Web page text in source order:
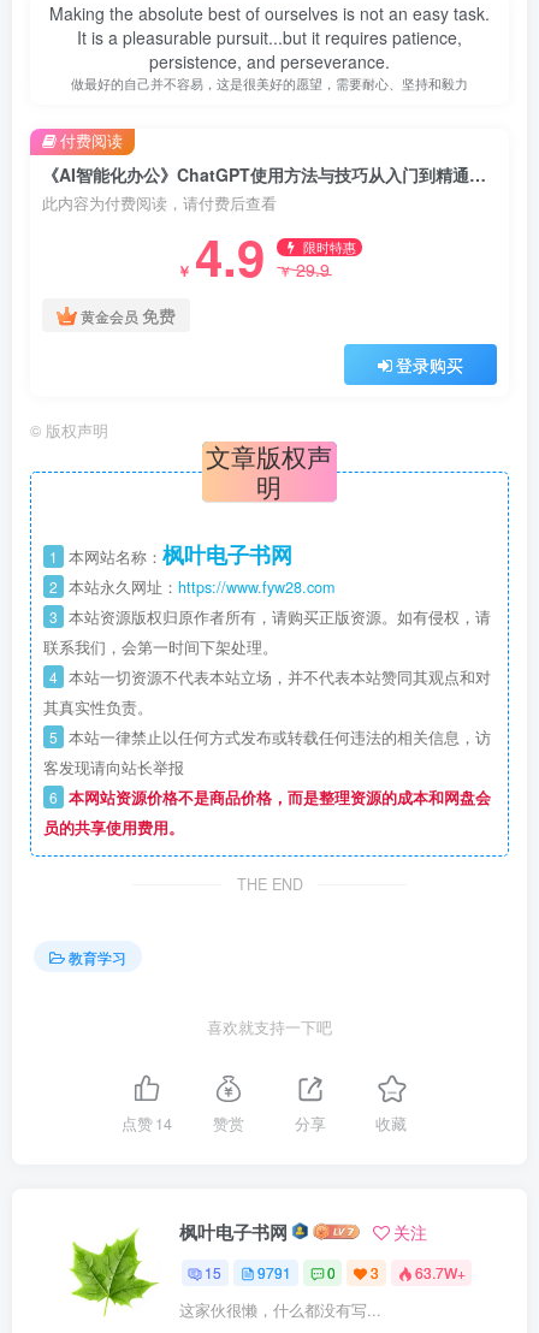
Making the absolute best of ourselves is not an easy task.
It is a pleasurable pursuit...but it requires patience,
persistence, and perseverance.
做最好的自己并不容易，这是很美好的愿望，需要耐心、坚持和毅力
《AI智能化办公》ChatGPT使用方法与技巧从入门到精通（epub+mobi+azw3+pdf）
此内容为付费阅读，请付费后查看
￥ 4.9 限时特惠
￥29.9
黄金会员 免费
登录购买
付费阅读
© 版权声明
文章版权声
明
1 本网站名称： 枫叶电子书网
2 本站永久网址： https://www.fyw28.com
3 本站资源版权归原作者所有，请购买正版资源。如有侵权，请
联系我们，会第一时间下架处理。
4 本站一切资源不代表本站立场，并不代表本站赞同其观点和对
其真实性负责。
5 本站一律禁止以任何方式发布或转载任何违法的相关信息，访
客发现请向站长举报
6 本网站资源价格不是商品价格，而是整理资源的成本和网盘会
员的共享使用费用。
THE END
教育学习
喜欢就支持一下吧
点赞14 赞赏 分享 收藏
枫叶电子书网 关注
15 9791 0 3 63.7W+
这家伙很懒，什么都没有写...